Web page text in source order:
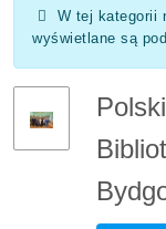
Informacja
W tej kategorii
wyświetlane są